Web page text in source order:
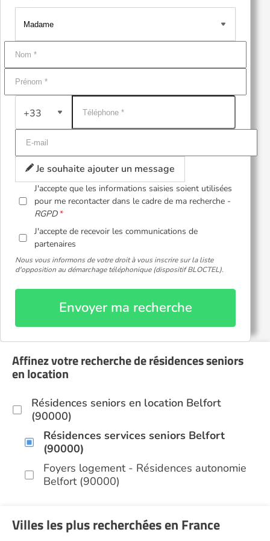
+33
Je souhaite ajouter un message
J'accepte que les informations saisies soient utilisées
pour me recontacter dans le cadre de ma recherche -
RGPD
J'accepte de recevoir les communications de
partenaires
Nous vous informons de votre droit à vous inscrire sur la liste
d'opposition au démarchage téléphonique (dispositif BLOCTEL).
Envoyer ma recherche
Affinez votre recherche de résidences seniors
en location
Résidences seniors en location Belfort
(90000)
Résidences services seniors Belfort
(90000)
Foyers logement - Résidences autonomie
Belfort (90000)
Villes les plus recherchées en France